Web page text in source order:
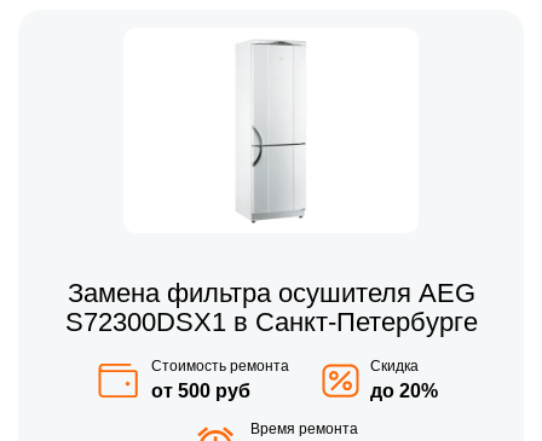
Замена фильтра осушителя AEG
S72300DSX1 в Санкт-Петербурге
Стоимость ремонта
от 500 руб
Скидка
до 20%
Время ремонта